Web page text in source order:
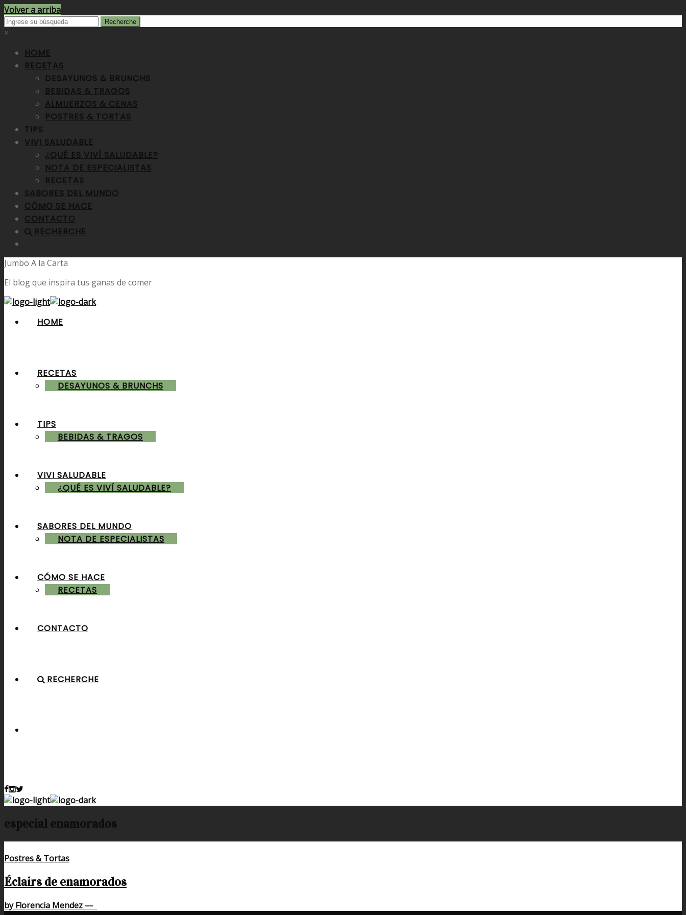
Volver a arriba
×
HOME
RECETAS
DESAYUNOS & BRUNCHS
BEBIDAS & TRAGOS
ALMUERZOS & CENAS
POSTRES & TORTAS
TIPS
VIVI SALUDABLE
¿QUÉ ES VIVÍ SALUDABLE?
NOTA DE ESPECIALISTAS
RECETAS
SABORES DEL MUNDO
CÓMO SE HACE
CONTACTO
RECHERCHE
Jumbo A la Carta
El blog que inspira tus ganas de comer
HOME
RECETAS
DESAYUNOS & BRUNCHS
BEBIDAS & TRAGOS
ALMUERZOS & CENAS
POSTRES & TORTAS
TIPS
VIVI SALUDABLE
¿QUÉ ES VIVÍ SALUDABLE?
NOTA DE ESPECIALISTAS
RECETAS
SABORES DEL MUNDO
CÓMO SE HACE
CONTACTO
RECHERCHE
especial enamorados
Postres & Tortas
Éclairs de enamorados
by Florencia Mendez —